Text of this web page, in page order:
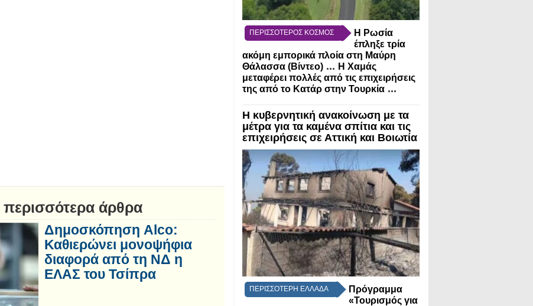
ΠΕΡΙΣΣΟΤΕΡΟΣ ΚΟΣΜΟΣ
Η Ρωσία
έπληξε τρία
ακόμη εμπορικά πλοία στη Μαύρη
Θάλασσα (Βίντεο) ... Η Χαμάς
μεταφέρει πολλές από τις επιχειρήσεις
της από το Κατάρ στην Τουρκία ...
Η κυβερνητική ανακοίνωση με τα
μέτρα για τα καμένα σπίτια και τις
επιχειρήσεις σε Αττική και Βοιωτία
ΠΕΡΙΣΣΟΤΕΡΗ ΕΛΛΑΔΑ
Πρόγραμμα
«Τουρισμός για
περισσότερα άρθρα
Δημοσκόπηση Alco:
Καθιερώνει μονοψήφια
διαφορά από τη ΝΔ η
ΕΛΑΣ του Τσίπρα